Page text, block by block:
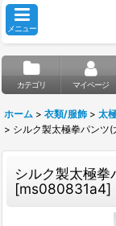
メニュー
カテゴリ マイページ
ホーム > 衣類/服飾 > 太
> シルク製太極拳パンツ
シルク製太極
[ms080831a4]